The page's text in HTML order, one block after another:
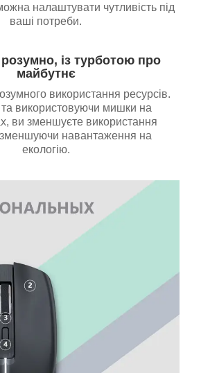
налаштувати чутливість під
ваші потреби.
із турботою про
майбутнє
використання ресурсів.
використовуючи мишки на
ви зменшуєте використання
навантаження на
екологію.